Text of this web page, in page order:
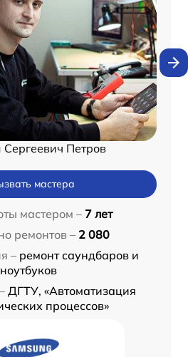
Петров
мастера
мастером – 7 лет
ремонтов – 2 080
– ремонт саундбаров и
ноутбуков
ДГТУ, «Автоматизация
процессов»